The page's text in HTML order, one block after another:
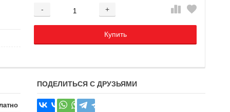
- +
Добавляется...
Купить
Добавлен
ПОДЕЛИТЬСЯ С ДРУЗЬЯМИ